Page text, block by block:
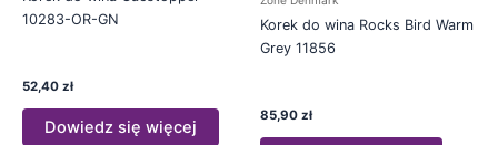
10283-OR-GN
52,40 zł
Dowiedz się więcej
Korek do wina Rocks Bird Warm
Grey 11856
85,90 zł